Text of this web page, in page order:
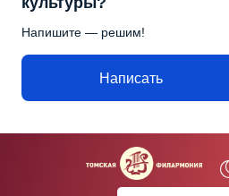
Напишите — решим!
Написать